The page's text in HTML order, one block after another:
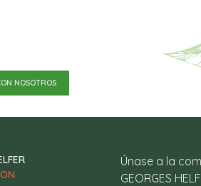
NOSOTROS
Únase a la
GEORGES